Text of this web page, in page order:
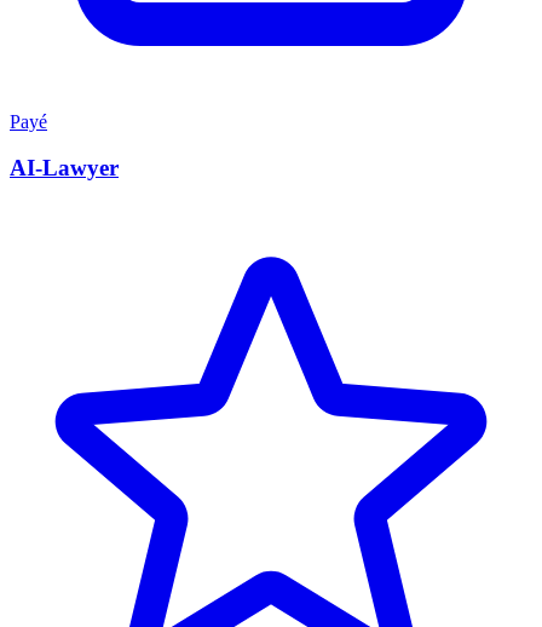
Payé
AI-Lawyer